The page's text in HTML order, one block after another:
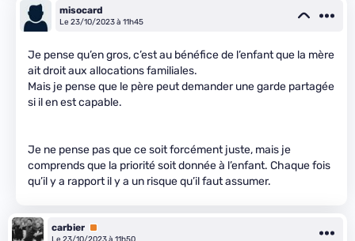
misocard
Le 23/10/2023 à 11h45
Je pense qu’en gros, c’est au bénéfice de l’enfant que la mère
ait droit aux allocations familiales.
Mais je pense que le père peut demander une garde partagée
si il en est capable.
Je ne pense pas que ce soit forcément juste, mais je
comprends que la priorité soit donnée à l’enfant. Chaque fois
qu’il y a rapport il y a un risque qu’il faut assumer.
carbier Premium